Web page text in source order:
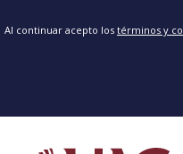
Al continuar acepto los términos y